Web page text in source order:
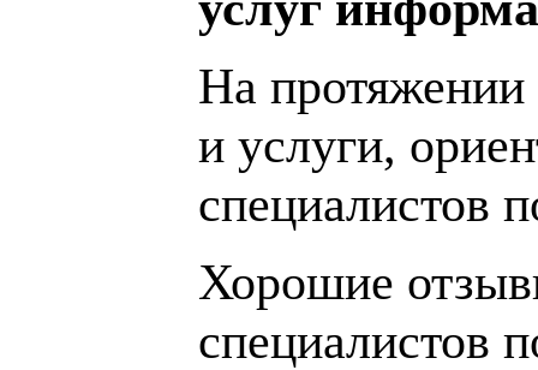
На протяжении
и услуги,
специалистов
Хорошие
специалистов